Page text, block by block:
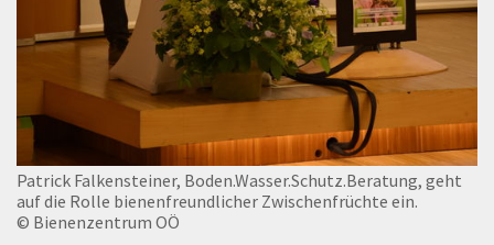
Patrick Falkensteiner, Boden.Wasser.Schutz.Beratung, geht
auf die Rolle bienenfreundlicher Zwischenfrüchte ein.
© Bienenzentrum OÖ